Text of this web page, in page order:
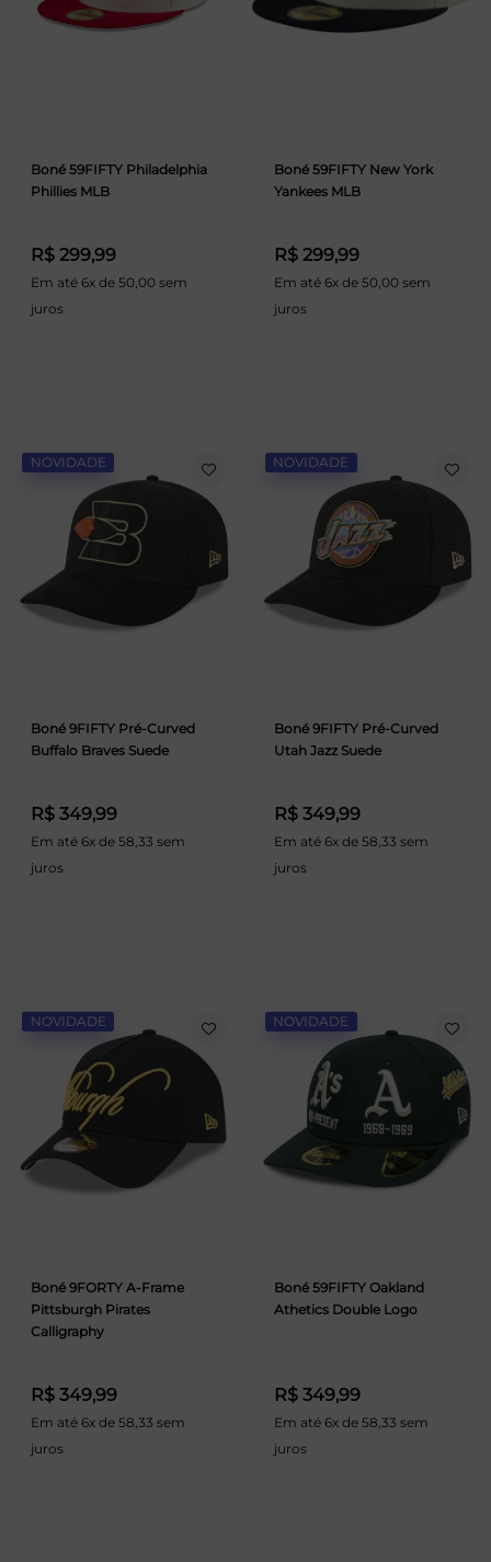
Boné 59FIFTY Philadelphia
Phillies MLB
R$ 299,99
Em até 6x de 50,00 sem
juros
Boné 59FIFTY New York
Yankees MLB
R$ 299,99
Em até 6x de 50,00 sem
juros
NOVIDADE
Boné 9FIFTY Pré-Curved
Buffalo Braves Suede
R$ 349,99
Em até 6x de 58,33 sem
juros
NOVIDADE
Boné 9FIFTY Pré-Curved
Utah Jazz Suede
R$ 349,99
Em até 6x de 58,33 sem
juros
NOVIDADE
Boné 9FORTY A-Frame
Pittsburgh Pirates
Calligraphy
R$ 349,99
Em até 6x de 58,33 sem
juros
NOVIDADE
Boné 59FIFTY Oakland
Athetics Double Logo
R$ 349,99
Em até 6x de 58,33 sem
juros